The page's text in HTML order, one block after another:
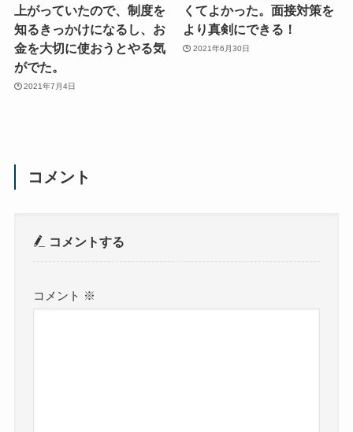
上がっていたので、制度を
知るきっかけになるし、お
金を大切に使おうとやる気
がでた。
2021年7月4日
くてよかった。面接対策を
より真剣にできる！
2021年6月30日
コメント
コメントする
コメント ※